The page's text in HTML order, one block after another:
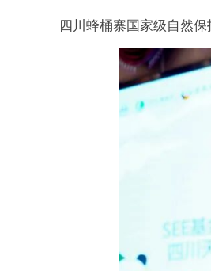
四川蜂桶寨国家级自然